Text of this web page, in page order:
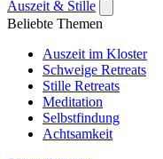
Auszeit & Stille
Beliebte Themen
Auszeit im Kloster
Schweige Retreats
Stille Retreats
Meditation
Selbstfindung
Achtsamkeit